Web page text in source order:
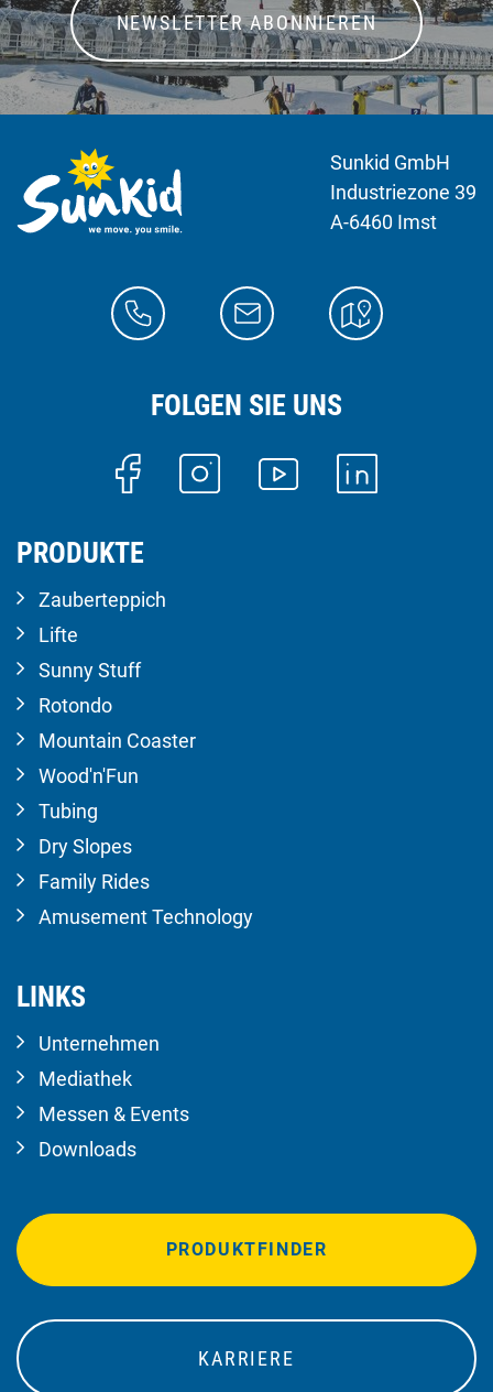
NEWSLETTER ABONNIEREN
Sunkid GmbH
Industriezone 39
A-6460 Imst
FOLGEN SIE UNS
PRODUKTE
Zauberteppich
Lifte
Sunny Stuff
Rotondo
Mountain Coaster
Wood'n'Fun
Tubing
Dry Slopes
Family Rides
Amusement Technology
LINKS
Unternehmen
Mediathek
Messen & Events
Downloads
PRODUKTFINDER
KARRIERE